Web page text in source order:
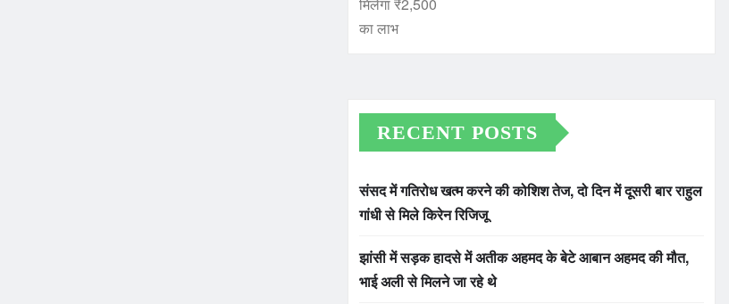
RECENT POSTS
संसद में गतिरोध खत्म करने की कोशिश तेज, दो दिन में दूसरी बार राहुल
गांधी से मिले किरेन रिजिजू
झांसी में सड़क हादसे में अतीक अहमद के बेटे आबान अहमद की मौत,
भाई अली से मिलने जा रहे थे